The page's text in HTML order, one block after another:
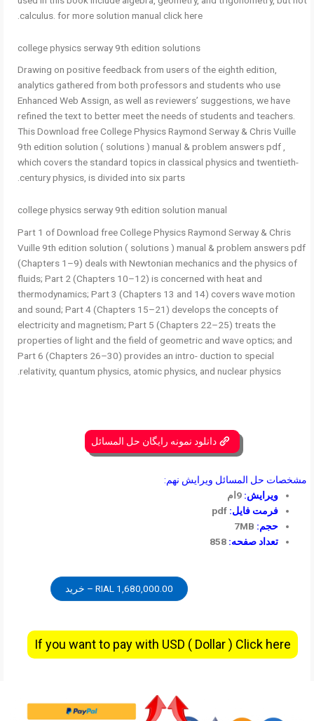
calculus. for more solution manual click here.
college physics serway 9th edition solutions
Drawing on positive feedback from users of the eighth edition,
analytics gathered from both professors and students who use
Enhanced Web Assign, as well as reviewers’ suggestions, we have
refined the text to better meet the needs of students and teachers.
This Download free College Physics Raymond Serway & Chris Vuille
9th edition solution ( solutions ) manual & problem answers pdf ,
which covers the standard topics in classical physics and twentieth-
century physics, is divided into six parts.
college physics serway 9th edition solution manual
Part 1 of Download free College Physics Raymond Serway & Chris
Vuille 9th edition solution ( solutions ) manual & problem answers pdf
(Chapters 1–9) deals with Newtonian mechanics and the physics of
fluids; Part 2 (Chapters 10–12) is concerned with heat and
thermodynamics; Part 3 (Chapters 13 and 14) covers wave motion
and sound; Part 4 (Chapters 15–21) develops the concepts of
electricity and magnetism; Part 5 (Chapters 22–25) treats the
properties of light and the field of geometric and wave optics; and
Part 6 (Chapters 26–30) provides an intro- duction to special
relativity, quantum physics, atomic physics, and nuclear physics.
دانلود نمونه رایگان حل المسائل
مشخصات حل المسائل ویرایش نهم:
ویرایش:9ام
فرمت فایل: pdf
حجم:
تعداد صفحه: 858
1,680,000.00 RIAL – خرید
If you want to pay with USD ( Dollar ) Click here